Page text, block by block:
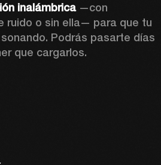
inalámbrica —con
ruido o sin ella— para que tu
Podrás pasarte días
que cargarlos.